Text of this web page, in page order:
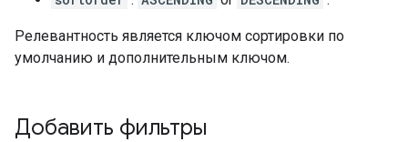
Релевантность является ключом сортировки по
умолчанию и дополнительным ключом.
Добавить фильтры